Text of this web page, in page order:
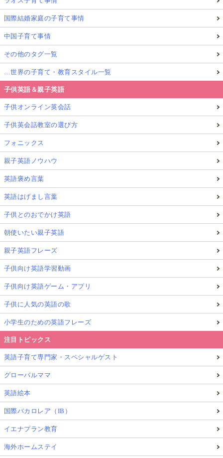
国際結婚家庭の子育て事情
中国子育て事情
その他のタグ一覧
…世界の子育て・教育スタイル一覧
子供英語＆親子英語
子供オンライン英会話
子供英会話教室の選び方
フォニックス
親子英語ノウハウ
英語褒め言葉
英語はげまし言葉
子供とのおでかけ英語
朝使いたい親子英語
親子英語フレーズ
子供向け英語学習動画
子供向け英語ゲーム・アプリ
子供に人気の英語の歌
小学生のための英語フレーズ
注目トピックス
英語子育て専門家・スペシャルゲスト
グローバルママ
英語絵本
国際バカロレア（IB）
イエナプラン教育
海外ホームステイ